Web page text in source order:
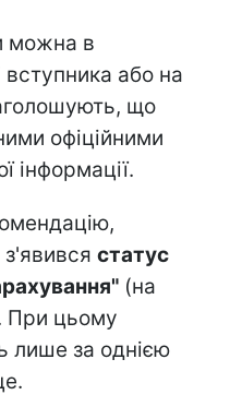
можна в
вступника або на
що
офіційними
інформації.
з'явився статус
(на
При цьому
лише за однією